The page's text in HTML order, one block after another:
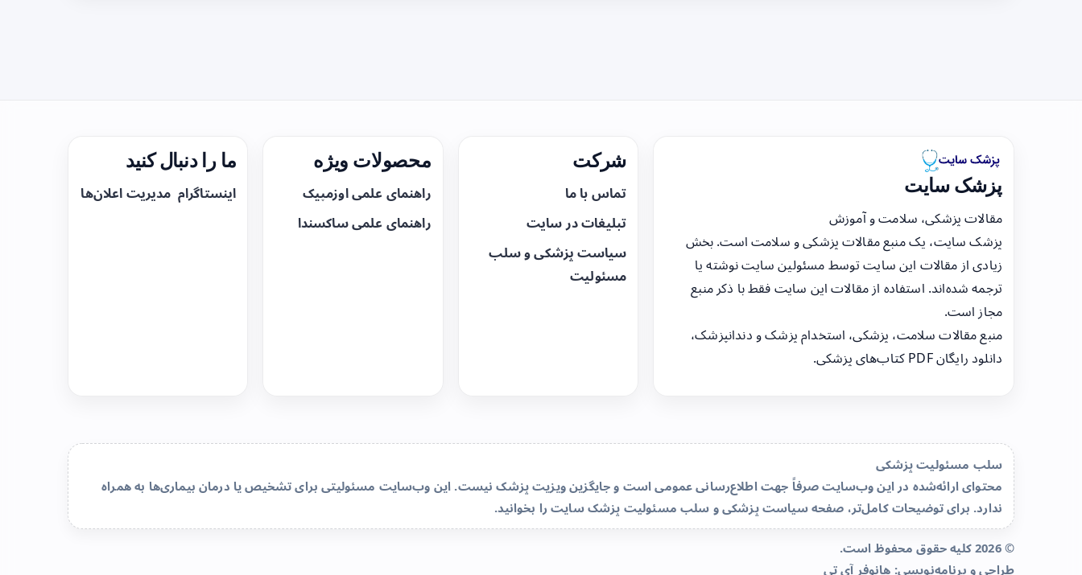
پزشک سایت
مقالات پزشکی، سلامت و آموزش
پزشک سایت، یک منبع مقالات پزشکی و سلامت است. بخش
زیادی از مقالات این سایت توسط مسئولین سایت نوشته یا
ترجمه شده‌اند. استفاده از مقالات این سایت فقط با ذکر منبع
مجاز است.
منبع مقالات سلامت، پزشکی، استخدام پزشک و دندانپزشک،
دانلود رایگان PDF کتاب‌های پزشکی.
شرکت
تماس با ما
تبلیغات در سایت
سیاست پزشکی و سلب
مسئولیت
محصولات ویژه
راهنمای علمی اوزمپیک
راهنمای علمی ساکسندا
ما را دنبال کنید
اینستاگرام مدیریت اعلان‌ها
سلب مسئولیت پزشکی
محتوای ارائه‌شده در این وب‌سایت صرفاً جهت اطلاع‌رسانی عمومی است و جایگزین ویزیت پزشک نیست. این وب‌سایت مسئولیتی برای تشخیص یا درمان بیماری‌ها به همراه
ندارد. برای توضیحات کامل‌تر، صفحهسیاست پزشکی و سلب مسئولیت پزشک سایترا بخوانید.
© 2026 کلیه حقوق محفوظ است.
طراحی و برنامه‌نویسی: هانوفر آی تی